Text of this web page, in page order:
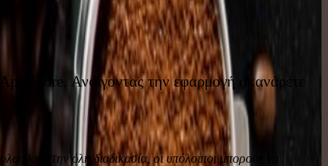
Store. Ανοίγοντας την εφαρμογή σκανάρετε
την όλη διαδικασία, οι υπόλοιποι μπορούν να